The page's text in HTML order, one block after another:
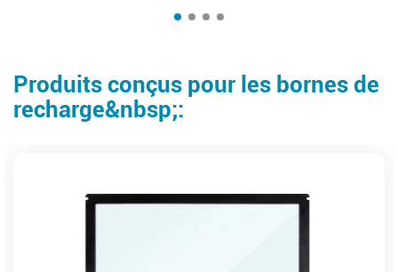
Produits conçus pour les bornes de
recharge&nbsp;: